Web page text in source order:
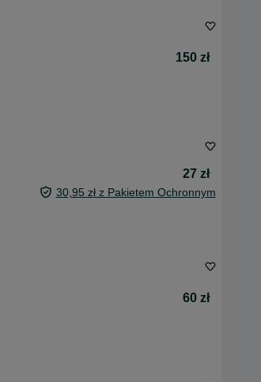
150 zł
27 zł
30,95 zł z Pakietem Ochronnym
60 zł